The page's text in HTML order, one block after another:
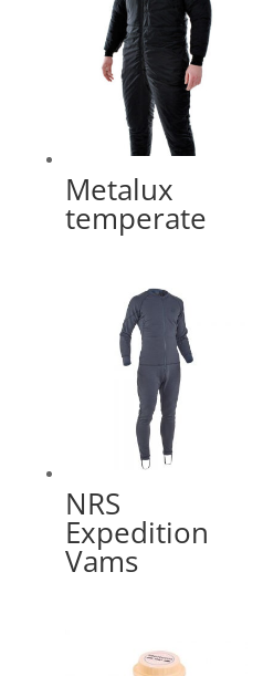
Metalux
temperate
NRS
Expedition
Vams